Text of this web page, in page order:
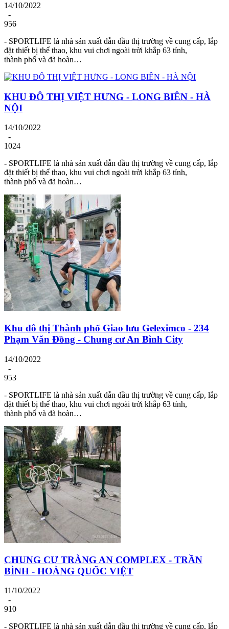
14/10/2022
-
956
- SPORTLIFE là nhà sản xuất dẫn đầu thị trường về cung cấp, lắp
đặt thiết bị thể thao, khu vui chơi ngoài trời khắp 63 tỉnh,
thành phố và đã hoàn…
KHU ĐÔ THỊ VIỆT HƯNG - LONG BIÊN - HÀ
NỘI
14/10/2022
-
1024
- SPORTLIFE là nhà sản xuất dẫn đầu thị trường về cung cấp, lắp
đặt thiết bị thể thao, khu vui chơi ngoài trời khắp 63 tỉnh,
thành phố và đã hoàn…
Khu đô thị Thành phố Giao lưu Geleximco - 234
Phạm Văn Đồng - Chung cư An Bình City
14/10/2022
-
953
- SPORTLIFE là nhà sản xuất dẫn đầu thị trường về cung cấp, lắp
đặt thiết bị thể thao, khu vui chơi ngoài trời khắp 63 tỉnh,
thành phố và đã hoàn…
CHUNG CƯ TRÀNG AN COMPLEX - TRẦN
BÌNH - HOÀNG QUỐC VIỆT
11/10/2022
-
910
- SPORTLIFE là nhà sản xuất dẫn đầu thị trường về cung cấp, lắp